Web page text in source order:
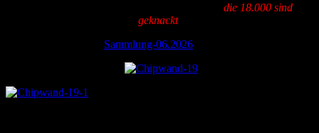
die 18.000 sind
geknackt!
Sammlung-06.2026